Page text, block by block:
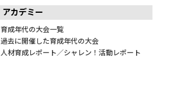
アカデミー
育成年代の大会一覧
過去に開催した育成年代の大会
人材育成レポート／シャレン！活動レポート